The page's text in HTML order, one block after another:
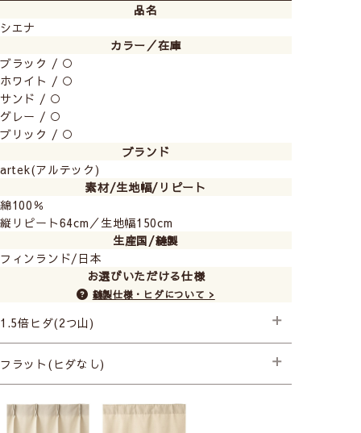
品名
シエナ
カラー／在庫
ブラック / ○
ホワイト / ○
サンド / ○
グレー / ○
ブリック / ○
ブランド
artek(アルテック)
素材/生地幅/リピート
綿100％
縦リピート64cm／生地幅150cm
生産国/縫製
フィンランド/日本
お選びいただける仕様
縫製仕様・ヒダについて >
1.5倍ヒダ(2つ山)
├プレミアム縫製
フラット(ヒダなし)